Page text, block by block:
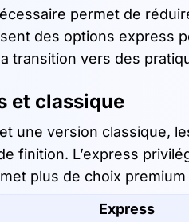
permet de
des options express
transition vers des
et classique
une version classique,
finition. L’express
plus de choix
Express